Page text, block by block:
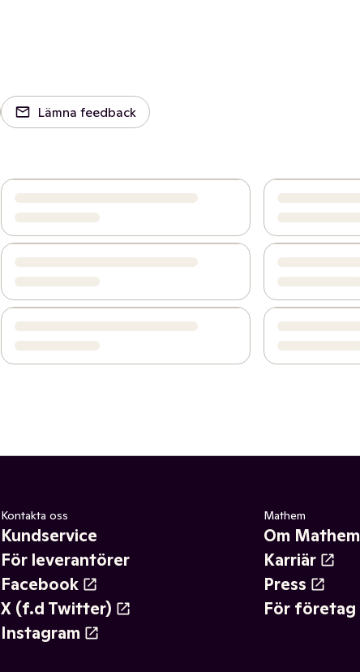
Lämna feedback
Kontakta oss
Kundservice
För leverantörer
Facebook
X (f.d Twitter)
Instagram
Mathem
Om Mathem
Karriär
Press
För företag